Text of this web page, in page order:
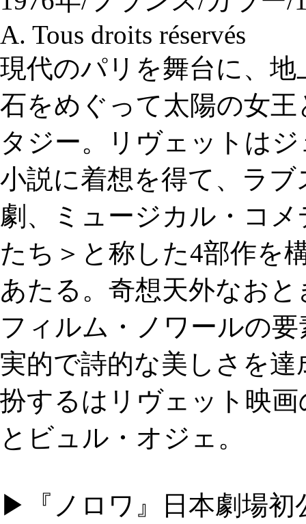
A. Tous droits réservés
現代のパリを舞台に、
石をめぐって太陽の女
タジー。リヴェットは
小説に着想を得て、ラ
劇、ミュージカル・コ
たち＞と称した4部作を
あたる。奇想天外なお
フィルム・ノワールの
実的で詩的な美しさを
扮するはリヴェット映
とビュル・オジェ。
▶『ノロワ』日本劇場初